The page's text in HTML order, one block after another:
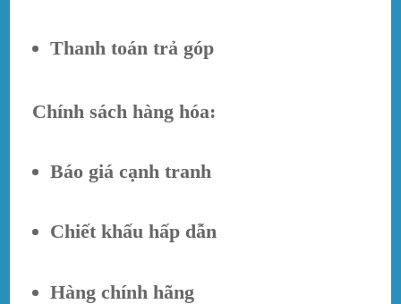
Thanh toán trả góp
Chính sách hàng hóa:
Báo giá cạnh tranh
Chiết khấu hấp dẫn
Hàng chính hãng